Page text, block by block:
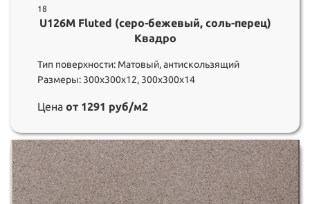
18
U126M Fluted (серо-бежевый, соль-перец)
Квадро
Тип поверхности: Матовый, антискользящий
Размеры: 300х300х12, 300х300х14
Цена от 1291 руб/м2